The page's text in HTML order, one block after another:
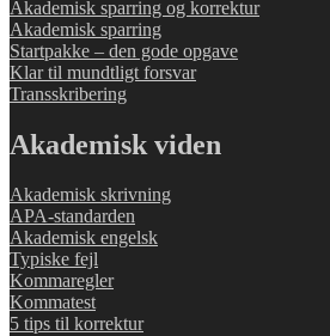
Akademisk sparring og korrektur
Akademisk sparring
Startpakke – den gode opgave
Klar til mundtligt forsvar
Transskribering
Akademisk viden
Akademisk skrivning
APA-standarden
Akademisk engelsk
Typiske fejl
Kommaregler
Kommatest
5 tips til korrektur